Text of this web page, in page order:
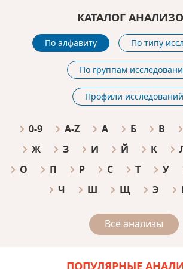
КАТАЛОГ
По алфавиту По типу
По группам
Профили исследований
0-9 A-Z А Б В
Ж
З И Й К
О
П Р С Т У
Ч
Ш Щ Э
Все анализы